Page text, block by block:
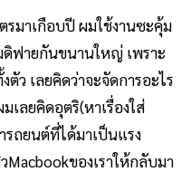
มาเกือบปี ผมใช้งานซะคุ้ม
ดิฟายกันขนานใหญ่ เพราะ
ว เลยคิดว่าจะจัดการอะไร
เลยคิดอุตริ(หาเรื่องใส่
รถยนต์ที่ได้มาเป็นแรง
ของเราให้กลับมา